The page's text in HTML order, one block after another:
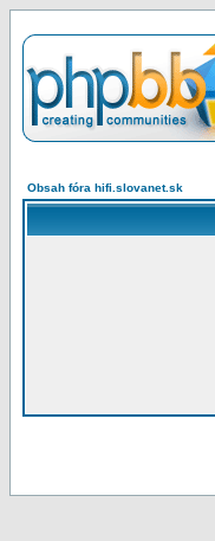
Obsah fóra hifi.slovanet.sk